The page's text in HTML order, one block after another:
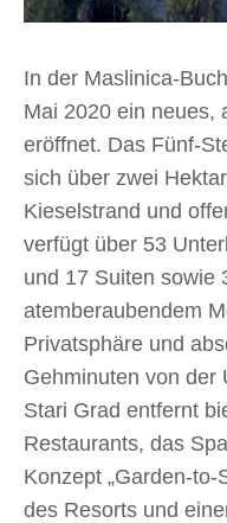
In der Maslinica-
Mai 2020 ein neues,
eröffnet. Das Fünf-
sich über zwei
Kieselstrand und
verfügt über 53
und 17 Suiten sowie
atemberaubendem
Privatsphäre und
Gehminuten von der
Stari Grad entfernt
Restaurants, das
Konzept „Garden-to-
des Resorts und